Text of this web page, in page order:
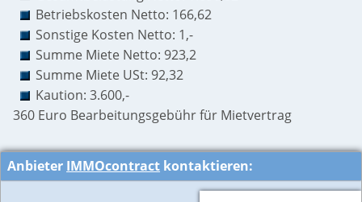
Betriebskosten Netto: 166,62
Sonstige Kosten Netto: 1,-
Summe Miete Netto: 923,2
Summe Miete USt: 92,32
Kaution: 3.600,-
360 Euro Bearbeitungsgebühr für Mietvertrag
Anbieter IMMOcontract kontaktieren: